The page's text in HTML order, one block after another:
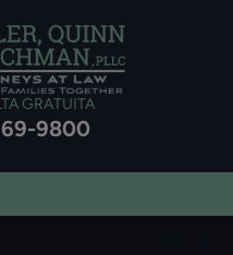
GRATUITA
9800